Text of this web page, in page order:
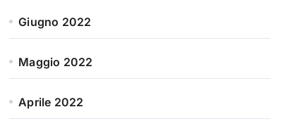
Giugno 2022
Maggio 2022
Aprile 2022